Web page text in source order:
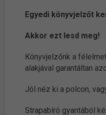
Egyedi könyvjelzőt
Akkor ezt lesd meg!
Könyvjelzőnk a
alakjával garantáltan
Jól néz ki a polcon,
Strapabíró gyantából